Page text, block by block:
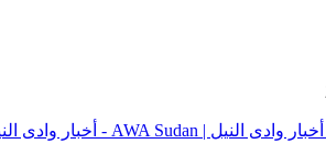
أخبار وادى النيل | AWA Sudan - أخبار وادى النيل | AWA Sudan | AWA SD